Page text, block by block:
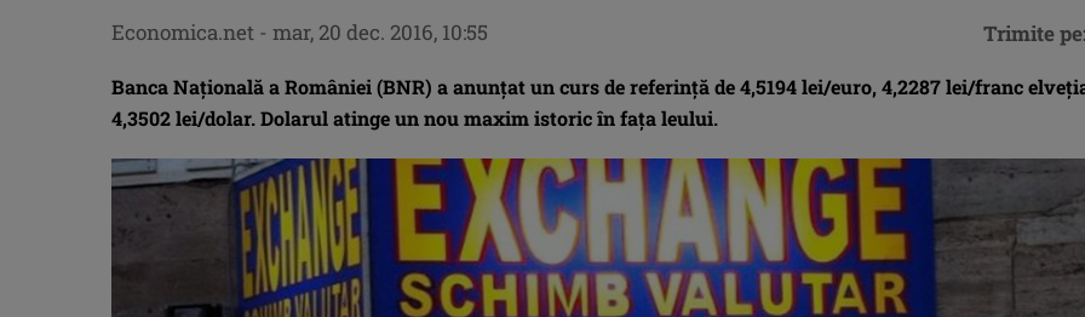
Banca Naţională a României (BNR) a anunţat un curs de referinţă de 4,5194 lei/euro, 4,2287 lei/franc
4,3502 lei/dolar. Dolarul atinge un nou maxim istoric în faţa leului.
Economica.net - mar, 20 dec. 2016, 10:55 Trimite pe: